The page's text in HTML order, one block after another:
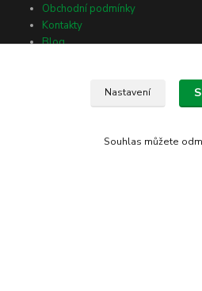
Obchodní podmínky
Kontakty
Blog
+420 606 776 672
Nastavení
Souhlas můžete